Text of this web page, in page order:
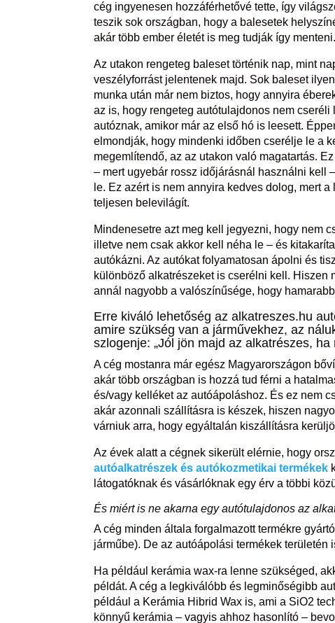
cég ingyenesen hozzáférhetővé tette, így
teszik sok országban, hogy a balesetek
akár több ember életét is meg tudják így menteni.
Az utakon rengeteg baleset történik nap, mint
veszélyforrást jelentenek majd. Sok baleset
munka után már nem biztos, hogy annyira
az is, hogy rengeteg autótulajdonos nem
autóznak, amikor már az első hó is leesett.
elmondják, hogy mindenki időben cserélje le a
megemlítendő, az az utakon való magatartás.
– mert ugyebár rossz időjárásnál használni kell
le. Ez azért is nem annyira kedves dolog, mert
teljesen belevilágít.
Mindenesetre azt meg kell jegyezni, hogy nem
illetve nem csak akkor kell néha le – és
autókázni. Az autókat folyamatosan ápolni és
különböző alkatrészeket is cserélni kell.
annál nagyobb a valószínűsége, hogy
Erre kiváló lehetőség az alkatreszes.hu
amire szükség van a járművekhez, az
szlogenje: „Jól jön majd az alkatrészes,
A cég mostanra már egész Magyarországon
akár több országban is hozzá tud férni a
és/vagy kelléket az autóápoláshoz. És ez nem
akár azonnali szállításra is készek, hiszen
várniuk arra, hogy egyáltalán kiszállításra
Az évek alatt a cégnek sikerült elérnie, hogy
autóalkatrészek és autókozmetikai termékek
látogatóknak és vásárlóknak egy érv a többi
És miért is ne akarna egy autótulajdonos az
A cég minden általa forgalmazott termékre
járműbe). De az autóápolási termékek
Ha például kerámia wax-ra lenne szükséged,
példát. A cég a legkiválóbb és legminőségibb
például a Kerámia Hibrid Wax is, ami a SiO2
könnyű kerámia – vagyis ahhoz hasonlító –